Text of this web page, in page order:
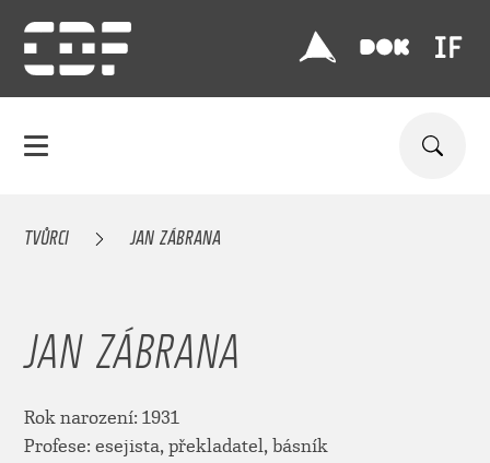
TVŮRCI JAN ZÁBRANA
JAN ZÁBRANA
Rok narození: 1931
Profese: esejista, překladatel, básník